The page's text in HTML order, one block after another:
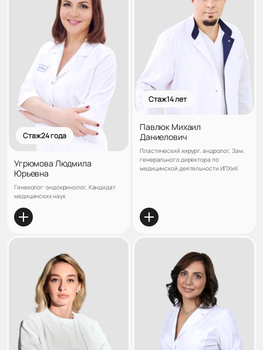
Стаж 24 года
Угрюмова Людмила
Юрьевна
Гинеколог-эндокринолог, Кандидат
медицинских наук
Стаж 14 лет
Павлюк Михаил
Даниелович
Пластический хирург, андролог, Зам.
генерального директора по
медицинской деятельности ИПХиК